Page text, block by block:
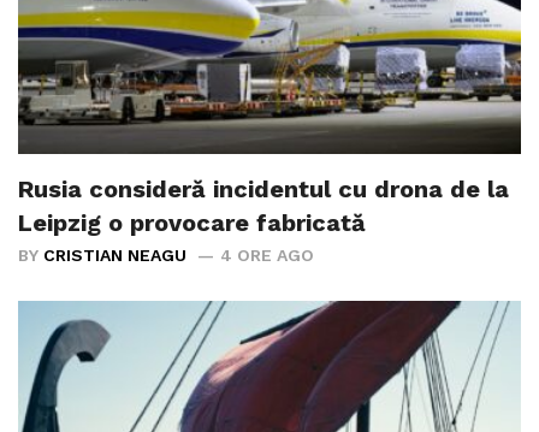
Rusia consideră incidentul cu drona de la
Leipzig o provocare fabricată
BY CRISTIAN NEAGU 4 ORE AGO